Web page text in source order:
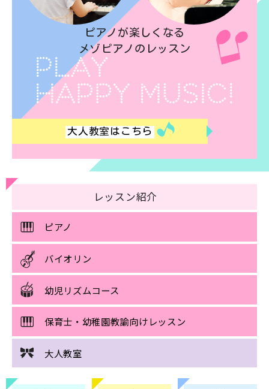
ピアノが楽しくなる
メゾピアノのレッスン
大人教室は こちら
レッスン紹介
ピアノ
バイオリン
幼児リズムコース
保育士・幼稚園教諭向けレッスン
大人教室